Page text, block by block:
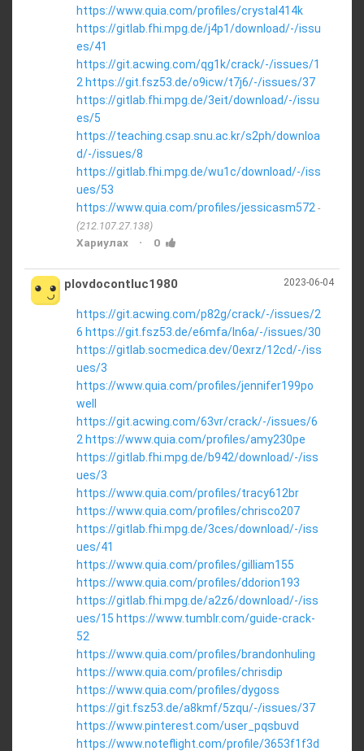
https://www.quia.com/profiles/crystal414k
https://gitlab.fhi.mpg.de/j4p1/download/-/issu
es/41
https://git.acwing.com/qg1k/crack/-/issues/1
2 https://git.fsz53.de/o9icw/t7j6/-/issues/37
https://gitlab.fhi.mpg.de/3eit/download/-/issu
es/5
https://teaching.csap.snu.ac.kr/s2ph/downloa
d/-/issues/8
https://gitlab.fhi.mpg.de/wu1c/download/-/iss
ues/53
https://www.quia.com/profiles/jessicasm572
(212.107.27.138)
Хариулах · 0
2023-06-04
plovdocontluc1980
https://git.acwing.com/p82g/crack/-/issues/2
6 https://git.fsz53.de/e6mfa/ln6a/-/issues/30
https://gitlab.socmedica.dev/0exrz/12cd/-/iss
ues/3
https://www.quia.com/profiles/jennifer199po
well
https://git.acwing.com/63vr/crack/-/issues/6
2 https://www.quia.com/profiles/amy230pe
https://gitlab.fhi.mpg.de/b942/download/-/iss
ues/3
https://www.quia.com/profiles/tracy612br
https://www.quia.com/profiles/chrisco207
https://gitlab.fhi.mpg.de/3ces/download/-/iss
ues/41
https://www.quia.com/profiles/gilliam155
https://www.quia.com/profiles/ddorion193
https://gitlab.fhi.mpg.de/a2z6/download/-/iss
ues/15 https://www.tumblr.com/guide-crack-
52
https://www.quia.com/profiles/brandonhuling
https://www.quia.com/profiles/chrisdip
https://www.quia.com/profiles/dygoss
https://git.fsz53.de/a8kmf/5zqu/-/issues/37
https://www.pinterest.com/user_pqsbuvd
https://www.noteflight.com/profile/3653f1f3d